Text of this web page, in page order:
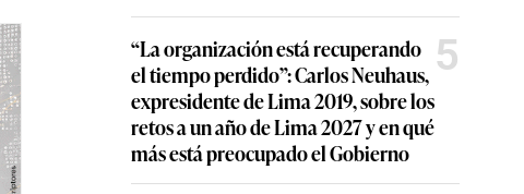
“La organización está recuperando
el tiempo perdido”: Carlos Neuhaus,
expresidente de Lima 2019, sobre los
retos a un año de Lima 2027 y en qué
más está preocupado el Gobierno
5